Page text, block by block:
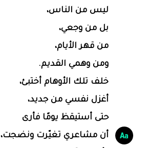
ليس من الناس،
بل من وجعي،
من قهر الأيام،
ومن وهمي القديم.
خلف تلك الأوهام أختبئ،
أغزل نفسي من جديد،
حتى أستيقظ يومًا فأرى
أن مشاعري تغيّرت ونضجت،